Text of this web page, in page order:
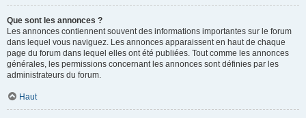
Que sont les annonces ?
Les annonces contiennent souvent des informations importantes sur le forum
dans lequel vous naviguez. Les annonces apparaissent en haut de chaque
page du forum dans lequel elles ont été publiées. Tout comme les annonces
générales, les permissions concernant les annonces sont définies par les
administrateurs du forum.
Haut